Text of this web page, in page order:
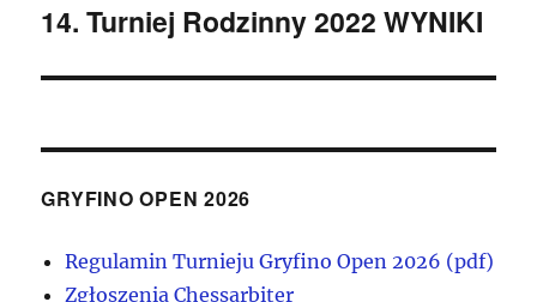
Następny
14. Turniej Rodzinny 2022 WYNIKI
GRYFINO OPEN 2026
Regulamin Turnieju Gryfino Open 2026 (pdf)
Zgłoszenia Chessarbiter